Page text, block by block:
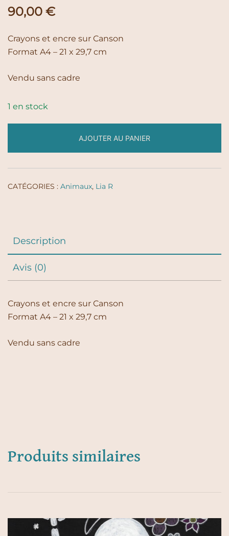
90,00 €
Crayons et encre sur Canson
Format A4 – 21 x 29,7 cm
Vendu sans cadre
1 en stock
AJOUTER AU PANIER
CATÉGORIES : Animaux, Lia R
Description
Avis (0)
Crayons et encre sur Canson
Format A4 – 21 x 29,7 cm
Vendu sans cadre
Produits similaires